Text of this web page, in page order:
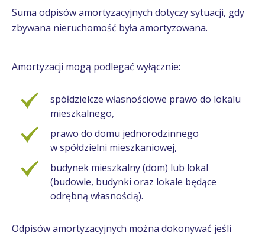
Suma odpisów amortyzacyjnych dotyczy sytuacji, gdy
zbywana nieruchomość była amortyzowana.
Amortyzacji mogą podlegać wyłącznie:
spółdzielcze własnościowe prawo do lokalu
mieszkalnego,
prawo do domu jednorodzinnego
w spółdzielni mieszkaniowej,
budynek mieszkalny (dom) lub lokal
(budowle, budynki oraz lokale będące
odrębną własnością).
Odpisów amortyzacyjnych można dokonywać jeśli